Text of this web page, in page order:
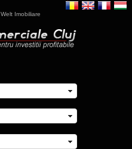
Imobiliare